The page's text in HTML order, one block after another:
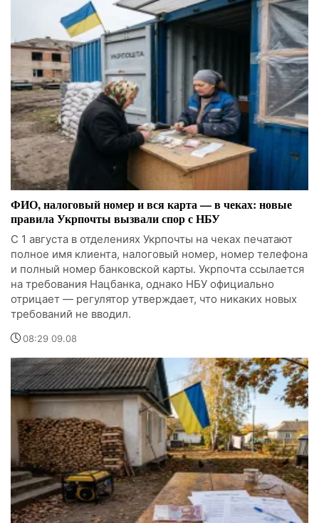
ФИО, налоговый номер и вся карта — в чеках: новые
правила Укрпочты вызвали спор с НБУ
С 1 августа в отделениях Укрпочты на чеках печатают
полное имя клиента, налоговый номер, номер телефона
и полный номер банковской карты. Укрпочта ссылается
на требования Нацбанка, однако НБУ официально
отрицает — регулятор утверждает, что никаких новых
требований не вводил.
08:29 09.08